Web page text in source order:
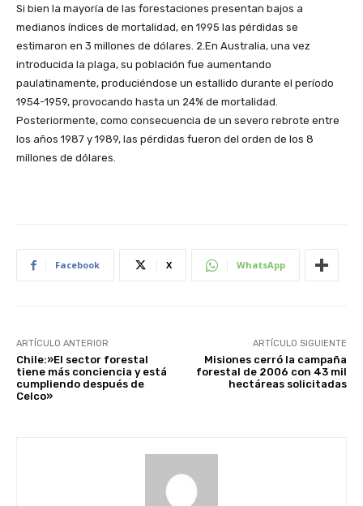
Si bien la mayoría de las forestaciones presentan bajos a
medianos índices de mortalidad, en 1995 las pérdidas se
estimaron en 3 millones de dólares. 2.En Australia, una vez
introducida la plaga, su población fue aumentando
paulatinamente, produciéndose un estallido durante el período
1954-1959, provocando hasta un 24% de mortalidad.
Posteriormente, como consecuencia de un severo rebrote entre
los años 1987 y 1989, las pérdidas fueron del orden de los 8
millones de dólares.
Facebook X WhatsApp
ARTÍCULO ANTERIOR
Chile:»El sector forestal
tiene más conciencia y está
cumpliendo después de
Celco»
ARTÍCULO SIGUIENTE
Misiones cerró la campaña
forestal de 2006 con 43 mil
hectáreas solicitadas